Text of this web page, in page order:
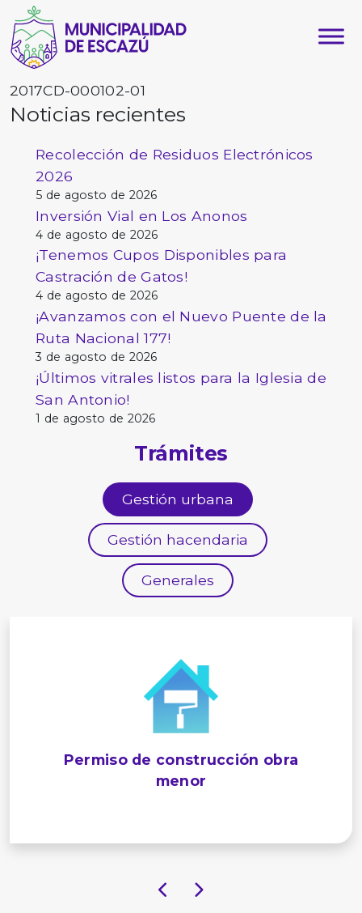
2017CD-000102-01
Noticias recientes
Recolección de Residuos Electrónicos
2026
5 de agosto de 2026
Inversión Vial en Los Anonos
4 de agosto de 2026
¡Tenemos Cupos Disponibles para
Castración de Gatos!
4 de agosto de 2026
¡Avanzamos con el Nuevo Puente de la
Ruta Nacional 177!
3 de agosto de 2026
¡Últimos vitrales listos para la Iglesia de
San Antonio!
1 de agosto de 2026
Trámites
Gestión urbana
Gestión hacendaria
Generales
Permiso de construcción obra
menor